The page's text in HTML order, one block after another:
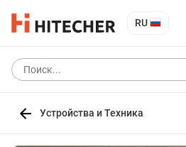
RU
Устройства и Техника